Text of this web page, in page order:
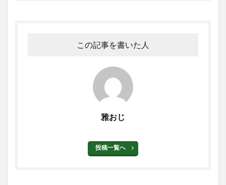
この記事を書いた人
雅おじ
投稿一覧へ